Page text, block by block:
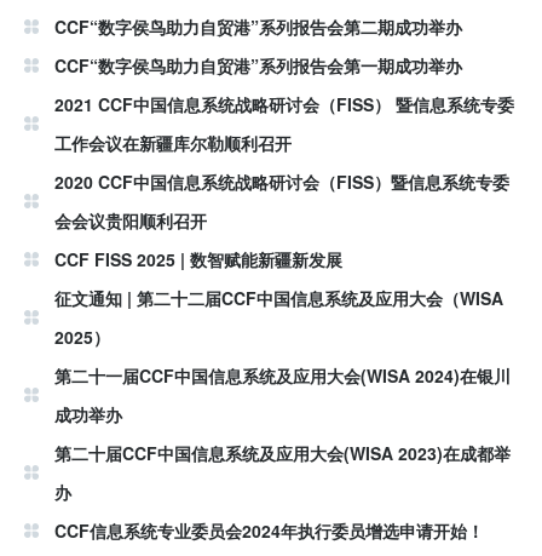
CCF“数字侯鸟助力自贸港”系列报告会第二期成功举办
CCF“数字侯鸟助力自贸港”系列报告会第一期成功举办
2021 CCF中国信息系统战略研讨会（FISS） 暨信息系统专委
工作会议在新疆库尔勒顺利召开
2020 CCF中国信息系统战略研讨会（FISS）暨信息系统专委
会会议贵阳顺利召开
CCF FISS 2025 | 数智赋能新疆新发展
征文通知 | 第二十二届CCF中国信息系统及应用大会（WISA
2025）
第二十一届CCF中国信息系统及应用大会(WISA 2024)在银川
成功举办
第二十届CCF中国信息系统及应用大会(WISA 2023)在成都举
办
CCF信息系统专业委员会2024年执行委员增选申请开始！